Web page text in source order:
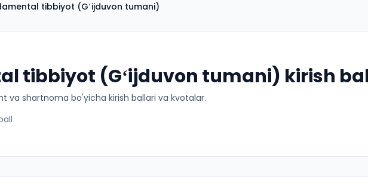
tibbiyot (Gʻijduvon tumani)
tibbiyot (Gʻijduvon tumani) kirish
va shartnoma bo'yicha kirish ballari va kvotalar.